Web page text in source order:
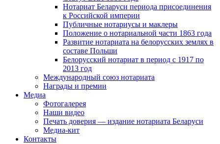
Нотариат Беларуси периода присоединения
к Российской империи
Публичные нотариусы и маклеры
Положение о нотариальной части 1863 года
Развитие нотариата на белорусских землях в
составе Польши
Белорусский нотариат в период с 1917 по
2013 год
Международный союз нотариата
Награды и премии
Медиа
Фотогалерея
Наши видео
Печать доверия — издание нотариата Беларуси
Медиа-кит
Контакты